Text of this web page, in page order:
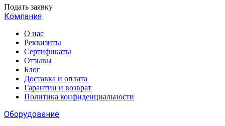
Подать заявку
Компания
О нас
Реквизиты
Сертификаты
Отзывы
Блог
Доставка и оплата
Гарантии и возврат
Политика конфиденциальности
Оборудование